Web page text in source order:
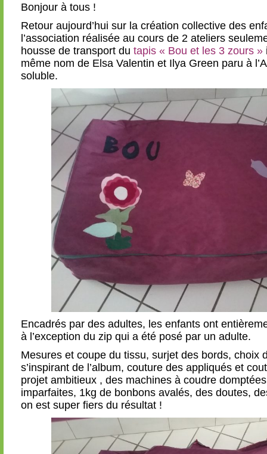
Bonjour à tous !
Retour aujourd’hui sur la création collective des
l’association réalisée au cours de 2 ateliers
housse de transport du tapis « Bou et les 3 zours »
même nom de Elsa Valentin et Ilya Green paru à
soluble.
Encadrés par des adultes, les enfants ont
à l’exception du zip qui a été posé par un adulte.
Mesures et coupe du tissu, surjet des bords, choix
s’inspirant de l’album, couture des appliqués et
projet ambitieux , des machines à coudre
imparfaites, 1kg de bonbons avalés, des doutes,
on est super fiers du résultat !